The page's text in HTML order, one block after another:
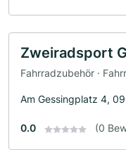
Zweiradsport
Fahrradzubehör ·
Am Gessingplatz 4,
0.0 (0